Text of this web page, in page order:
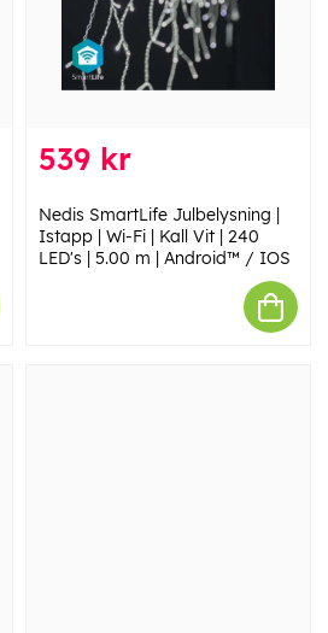
539 kr
Nedis SmartLife Julbelysning |
Istapp | Wi-Fi | Kall Vit | 240
LED's | 5.00 m | Android™ / IOS